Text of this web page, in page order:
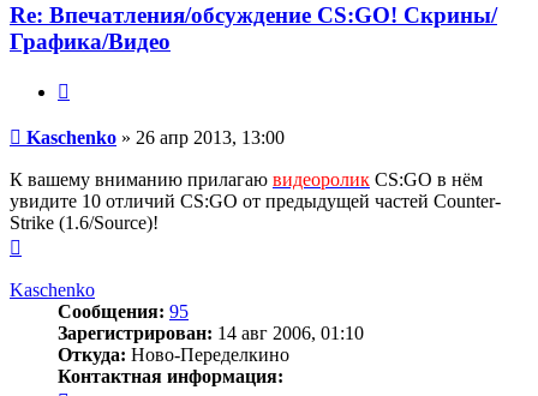
Re: Впечатления/обсуждение CS:GO! Скрины/
Графика/Видео
Сообщение
Kaschenko » 26 апр 2013, 13:00
К вашему вниманию прилагаю видеоролик CS:GO в нём
увидите 10 отличий CS:GO от предыдущей частей Counter-
Strike (1.6/Source)!
началу
Kaschenko
Сообщения: 95
Зарегистрирован: 14 авг 2006, 01:10
Откуда: Ново-Переделкино
Контактная информация: